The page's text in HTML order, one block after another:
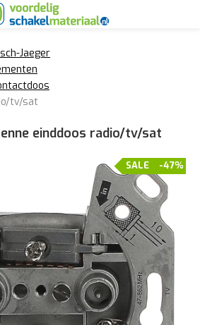
Jaeger
tv/sat
einddoos radio/tv/sat
-47%
SALE